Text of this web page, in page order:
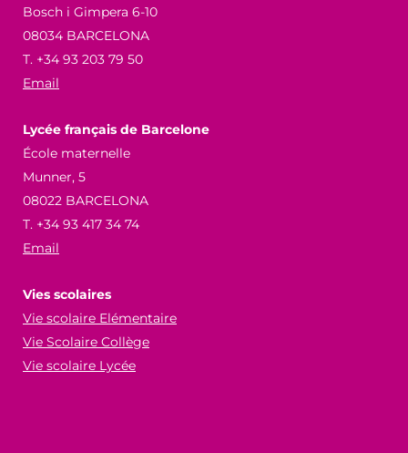
Bosch i Gimpera 6-10
08034 BARCELONA
T. +34 93 203 79 50
Email
Lycée français de Barcelone
École maternelle
Munner, 5
08022 BARCELONA
T. +34 93 417 34 74
Email
Vies scolaires
Vie scolaire Elémentaire
Vie Scolaire Collège
Vie scolaire Lycée